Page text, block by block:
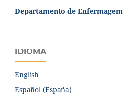
Departamento de Enfermagem
IDIOMA
English
Español (España)